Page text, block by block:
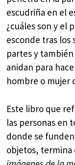
escudriña en el
¿cuáles son y el
esconde tras los
partes y
anidan para
hombre o mujer
Este libro que
las personas en
donde se
objetos, termina